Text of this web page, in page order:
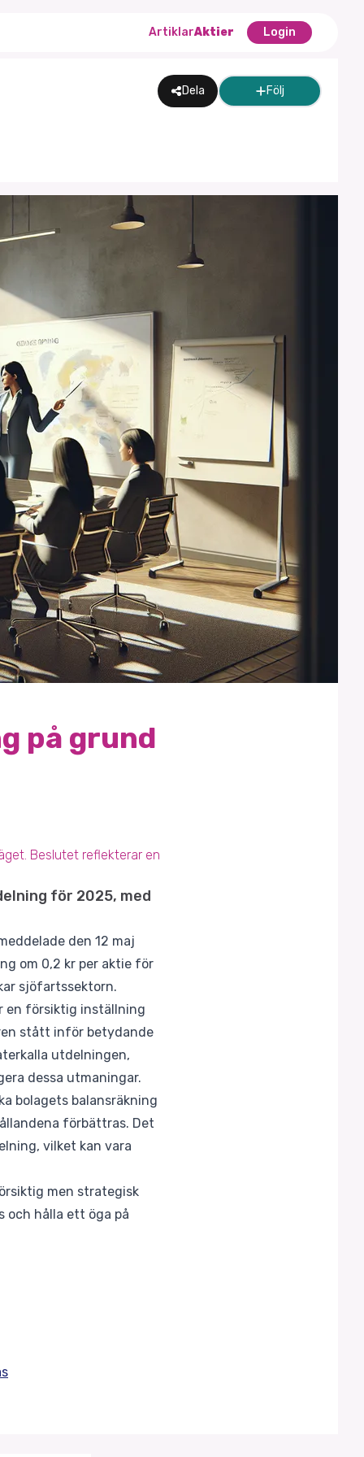
ArtiklarAktier Login
Dela Följ
på grund
Beslutet reflekterar en
för 2025, med
den 12 maj
om 0,2 kr per aktie för
sjöfartssektorn.
en försiktig inställning
stått inför betydande
utdelningen,
dessa utmaningar.
bolagets balansräkning
förbättras. Det
vilket kan vara
men strategisk
och hålla ett öga på